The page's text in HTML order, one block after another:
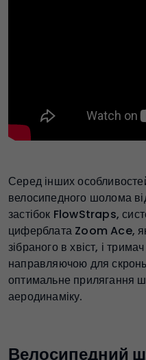
Серед інших
велосипедного шолома
застібок FlowStraps,
циферблата Zoom Ace,
зібраного в хвіст, і
направляючою для
оптимальне прилягання
аеродинаміку.
Велосипедний